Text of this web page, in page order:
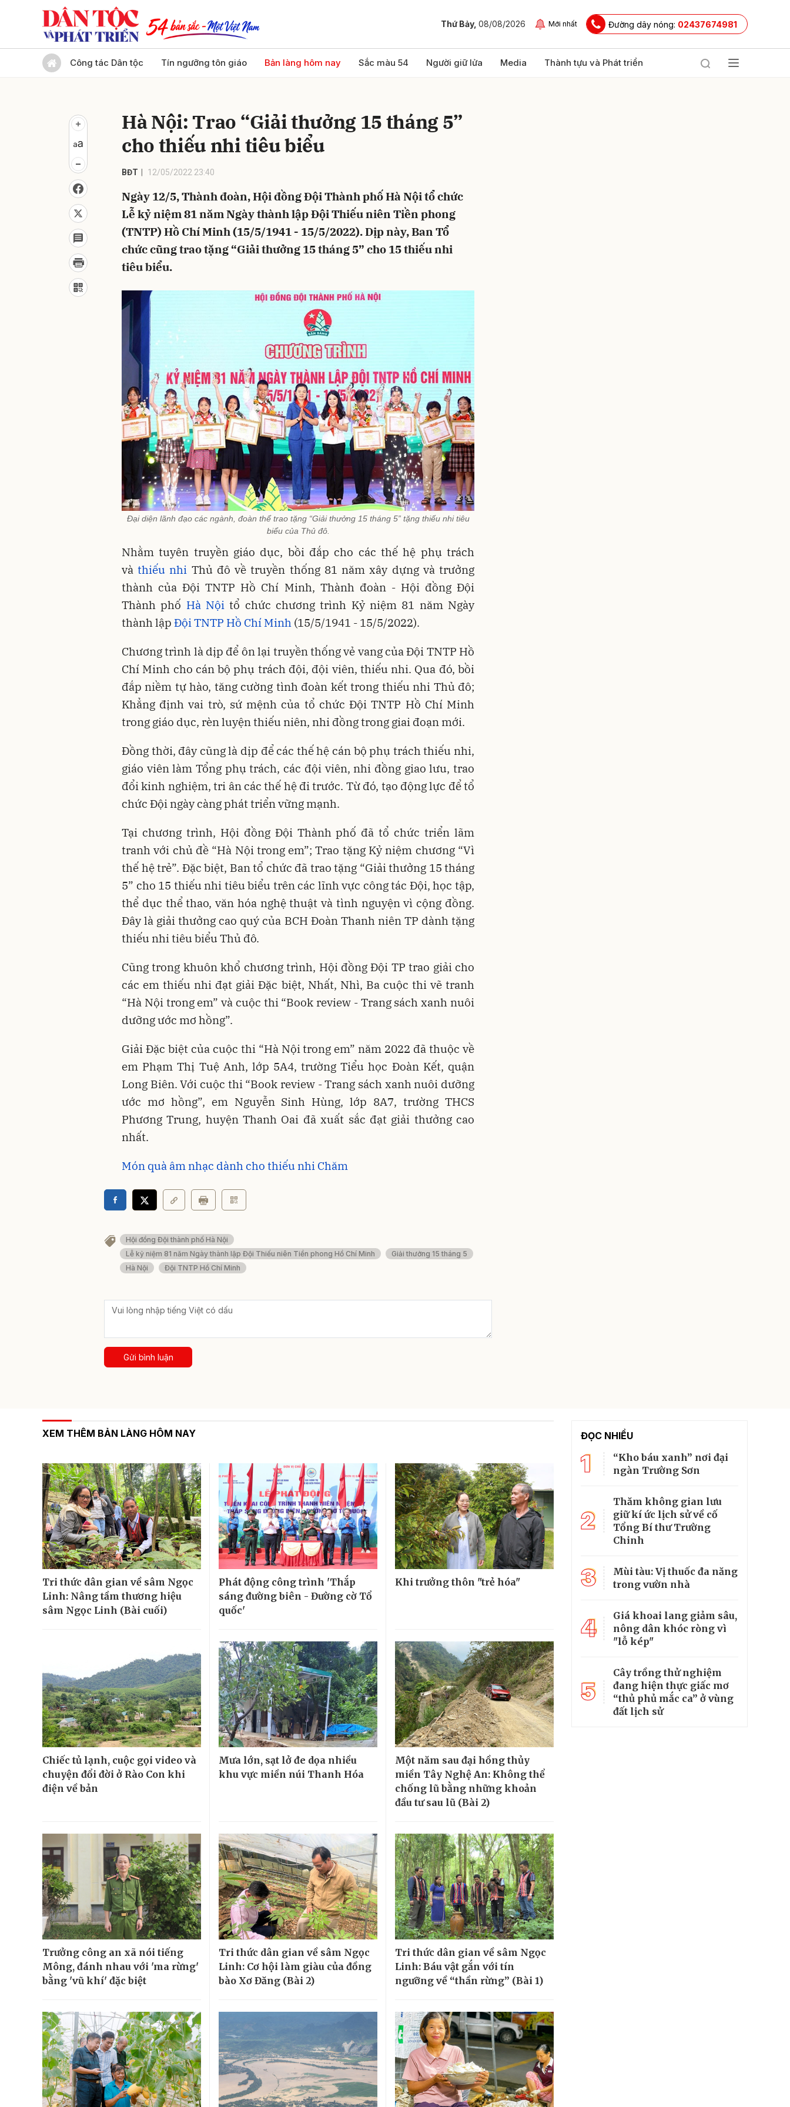
Thứ Bảy, 08/08/2026 Mới nhất Đường dây nóng: 02437674981
Công tác Dân tộc Tín ngưỡng tôn giáo Bản làng hôm nay Sắc màu 54 Người giữ lửa Media Thành tựu và Phát triển
Hà Nội: Trao “Giải thưởng 15 tháng 5”
cho thiếu nhi tiêu biểu
BĐT 12/05/2022 23:40
Ngày 12/5, Thành đoàn, Hội đồng Đội Thành phố Hà Nội tổ chức
Lễ kỷ niệm 81 năm Ngày thành lập Đội Thiếu niên Tiền phong
(TNTP) Hồ Chí Minh (15/5/1941 - 15/5/2022). Dịp này, Ban Tổ
chức cũng trao tặng “Giải thưởng 15 tháng 5” cho 15 thiếu nhi
tiêu biểu.
Đại diện lãnh đạo các ngành, đoàn thể trao tặng “Giải thưởng 15 tháng 5” tặng thiếu nhi tiêu
biểu của Thủ đô.
Nhằm tuyên truyền giáo dục, bồi đắp cho các thế hệ phụ trách
vàthiếu nhi Thủ đô về truyền thống 81 năm xây dựng và trưởng
thành của Đội TNTP Hồ Chí Minh, Thành đoàn - Hội đồng Đội
Thành phố Hà Nội tổ chức chương trình Kỷ niệm 81 năm Ngày
thành lập Đội TNTP Hồ Chí Minh (15/5/1941 - 15/5/2022).
Chương trình là dịp để ôn lại truyền thống vẻ vang của Đội TNTP Hồ
Chí Minh cho cán bộ phụ trách đội, đội viên, thiếu nhi. Qua đó, bồi
đắp niềm tự hào, tăng cường tình đoàn kết trong thiếu nhi Thủ đô;
Khẳng định vai trò, sứ mệnh của tổ chức Đội TNTP Hồ Chí Minh
trong giáo dục, rèn luyện thiếu niên, nhi đồng trong giai đoạn mới.
Đồng thời, đây cũng là dịp để các thế hệ cán bộ phụ trách thiếu nhi,
giáo viên làm Tổng phụ trách, các đội viên, nhi đồng giao lưu, trao
đổi kinh nghiệm, tri ân các thế hệ đi trước. Từ đó, tạo động lực để tổ
chức Đội ngày càng phát triển vững mạnh.
Tại chương trình, Hội đồng Đội Thành phố đã tổ chức triển lãm
tranh với chủ đề “Hà Nội trong em”; Trao tặng Kỷ niệm chương “Vì
thế hệ trẻ”. Đặc biệt, Ban tổ chức đã trao tặng “Giải thưởng 15 tháng
5” cho 15 thiếu nhi tiêu biểu trên các lĩnh vực công tác Đội, học tập,
thể dục thể thao, văn hóa nghệ thuật và tình nguyện vì cộng đồng.
Đây là giải thưởng cao quý của BCH Đoàn Thanh niên TP dành tặng
thiếu nhi tiêu biểu Thủ đô.
Cũng trong khuôn khổ chương trình, Hội đồng Đội TP trao giải cho
các em thiếu nhi đạt giải Đặc biệt, Nhất, Nhì, Ba cuộc thi vẽ tranh
“Hà Nội trong em” và cuộc thi “Book review - Trang sách xanh nuôi
dưỡng ước mơ hồng”.
Giải Đặc biệt của cuộc thi “Hà Nội trong em” năm 2022 đã thuộc về
em Phạm Thị Tuệ Anh, lớp 5A4, trường Tiểu học Đoàn Kết, quận
Long Biên. Với cuộc thi “Book review - Trang sách xanh nuôi dưỡng
ước mơ hồng”, em Nguyễn Sinh Hùng, lớp 8A7, trường THCS
Phương Trung, huyện Thanh Oai đã xuất sắc đạt giải thưởng cao
nhất.
Món quà âm nhạc dành cho thiếu nhi Chăm
Hội đồng Đội thành phố Hà Nội
Lễ kỷ niệm 81 năm Ngày thành lập Đội Thiếu niên Tiền phong Hồ Chí Minh
Giải thưởng 15 tháng 5
Hà Nội
Đội TNTP Hồ Chí Minh
Gửi bình luận
XEM THÊM BẢN LÀNG HÔM NAY
Tri thức dân gian về sâm Ngọc
Linh: Nâng tầm thương hiệu
sâm Ngọc Linh (Bài cuối)
Phát động công trình 'Thắp
sáng đường biên - Đường cờ Tổ
quốc'
Khi trưởng thôn "trẻ hóa"
Chiếc tủ lạnh, cuộc gọi video và
chuyện đổi đời ở Rào Con khi
điện về bản
Mưa lớn, sạt lở đe dọa nhiều
khu vực miền núi Thanh Hóa
Một năm sau đại hồng thủy
miền Tây Nghệ An: Không thể
chống lũ bằng những khoản
đầu tư sau lũ (Bài 2)
Trưởng công an xã nói tiếng
Mông, đánh nhau với 'ma rừng'
bằng 'vũ khí' đặc biệt
Tri thức dân gian về sâm Ngọc
Linh: Cơ hội làm giàu của đồng
bào Xơ Đăng (Bài 2)
Tri thức dân gian về sâm Ngọc
Linh: Báu vật gắn với tín
ngưỡng về “thần rừng” (Bài 1)
ĐỌC NHIỀU
1
“Kho báu xanh” nơi đại
ngàn Trường Sơn
2
Thăm không gian lưu
giữ kí ức lịch sử về cố
Tổng Bí thư Trường
Chinh
3
Mùi tàu: Vị thuốc đa năng
trong vườn nhà
4
Giá khoai lang giảm sâu,
nông dân khóc ròng vì
"lỗ kép"
5
Cây trồng thử nghiệm
đang hiện thực giấc mơ
“thủ phủ mắc ca” ở vùng
đất lịch sử
Gửi bình luận